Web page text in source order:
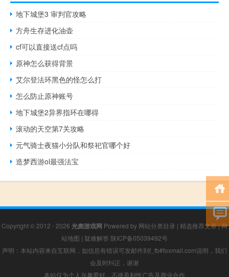
地下城堡3 审判官攻略
方舟生存进化油壶
cf可以直接送cf点吗
原神怎么获得背景
艾尔登法环黑色的怪怎么打
怎么防止原神账号
地下城堡2异界指环在哪得
滚动的天空第7关攻略
元气骑士夜猫小分队和祭祀官哪个好
造梦西游ol最强法宝
Copyright © 2012 - 2026 光彪游戏网 Powered by 网站分类目录 | 精选推荐文章|网
站地图 | 疑难解答 陕ICP备05039492号
声明：本站内容来自互联网，如信息有错误可发邮件到f_fb#foxmail.com说明，我们
会及时纠正，谢谢
本站仅为个人兴趣爱好，不接盈利性广告及商业合作